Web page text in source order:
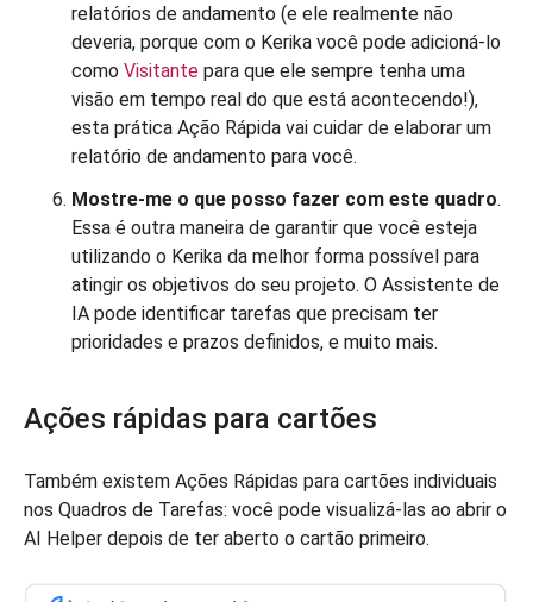
relatórios de andamento (e ele realmente não
deveria, porque com o Kerika você pode adicioná-lo
como Visitante para que ele sempre tenha uma
visão em tempo real do que está acontecendo!),
esta prática Ação Rápida vai cuidar de elaborar um
relatório de andamento para você.
Mostre-me o que posso fazer com este quadro.
Essa é outra maneira de garantir que você esteja
utilizando o Kerika da melhor forma possível para
atingir os objetivos do seu projeto. O Assistente de
IA pode identificar tarefas que precisam ter
prioridades e prazos definidos, e muito mais.
Ações rápidas para cartões
Também existem Ações Rápidas para cartões individuais
nos Quadros de Tarefas: você pode visualizá-las ao abrir o
AI Helper depois de ter aberto o cartão primeiro.